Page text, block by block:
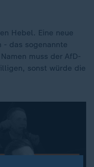
Hebel. Eine neue
- das sogenannte
muss der AfD-
sonst würde die